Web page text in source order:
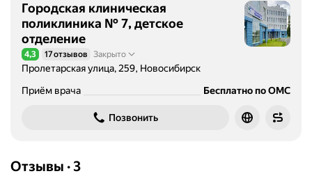
Городская клиническая
поликлиника № 7, детское
отделение
Рейтинг 4,3 из 5
4,3 17 отзывов Закрыто
Пролетарская улица, 259, Новосибирск
Приём врача
Бесплатно по ОМС
Позвонить
Отзывы · 3